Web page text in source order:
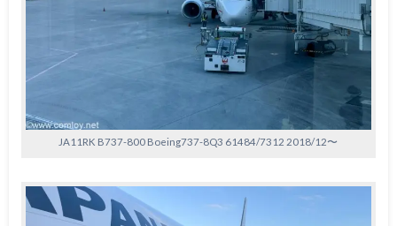
JA11RK B737-800 Boeing737-8Q3 61484/7312 2018/12〜